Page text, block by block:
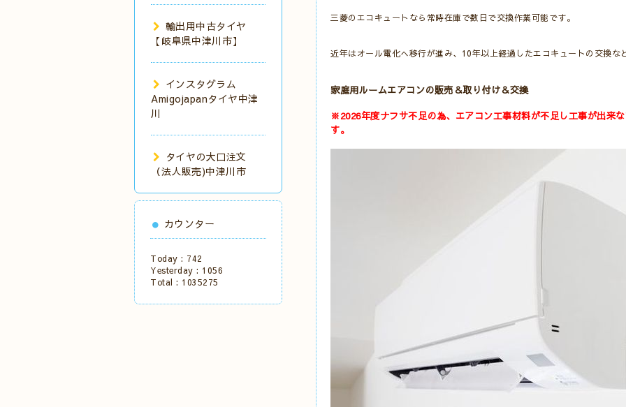
三菱のエコキュートなら常時在庫で数日で交換作業可能です。
近年はオール電化へ移行が進み、10年以上経過したエコキュートの交換な
家庭用ルームエアコンの販売＆取り付け＆交換
※2026年度ナフサ不足の為、エアコン工事材料が不足し工事が出来
す。
輸出用中古タイヤ
【岐阜県中津川市】
インスタグラム
Amigojapanタイヤ中津
川
タイヤの大口注文
（法人販売)中津川市
カウンター
Today : 742
Yesterday : 1056
Total : 1035275